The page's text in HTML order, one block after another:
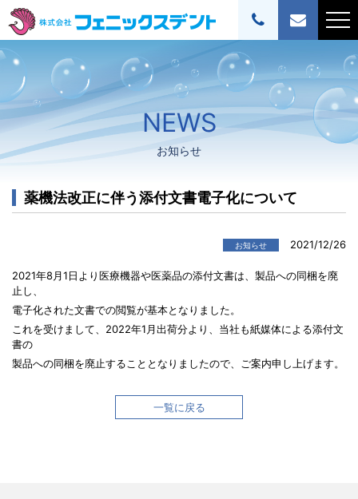
NEWS
お知らせ
薬機法改正に伴う添付文書電子化について
お知らせ 2021/12/26
2021年8月1日より医療機器や医薬品の添付文書は、製品への同梱を廃
止し、
電子化された文書での閲覧が基本となりました。
これを受けまして、2022年1月出荷分より、当社も紙媒体による添付文
書の
製品への同梱を廃止することとなりましたので、ご案内申し上げます。
一覧に戻る